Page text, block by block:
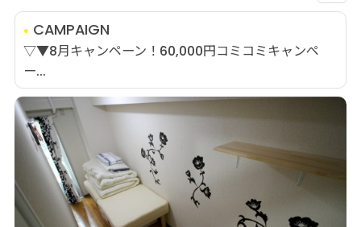
CAMPAIGN
▽▼8月キャンペーン！60,000円コミコミキャンペ
ー...